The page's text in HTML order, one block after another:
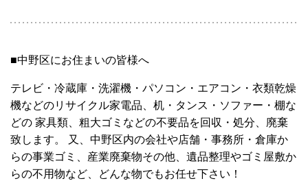
■中野区にお住まいの皆様へ
テレビ・冷蔵庫・洗濯機・パソコン・エアコン・衣類乾燥
機などのリサイクル家電品、机・タンス・ソファー・棚な
どの 家具類、粗大ゴミなどの不要品を回収・処分、廃棄
致します。 又、中野区内の会社や店舗・事務所・倉庫か
らの事業ゴミ、産業廃棄物その他、遺品整理やゴミ屋敷か
らの不用物など、どんな物でもお任せ下さい！